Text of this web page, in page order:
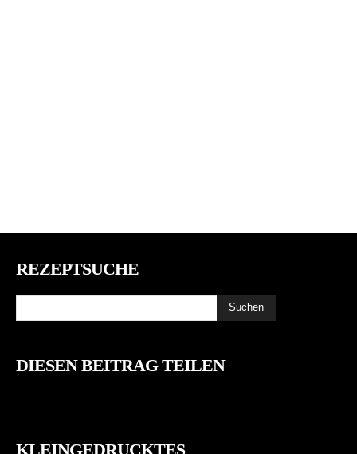
REZEPTSUCHE
Suchen
DIESEN BEITRAG TEILEN
KLEINGEDRUCKTES